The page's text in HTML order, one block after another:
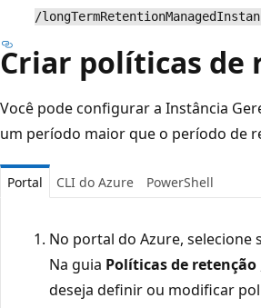
/
Criar políticas de
Você pode configurar a Instância
um período maior que o período de
Portal CLI do Azure PowerShell
No portal do Azure, selecione
Na guia Políticas de retenção
deseja definir ou modificar